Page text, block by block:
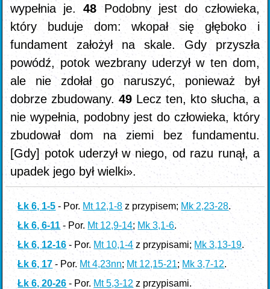
wypełnia je.48 Podobny jest do człowieka,
który buduje dom: wkopał się głęboko i
fundament założył na skale. Gdy przyszła
powódź, potok wezbrany uderzył w ten dom,
ale nie zdołał go naruszyć, ponieważ był
dobrze zbudowany.49 Lecz ten, kto słucha, a
nie wypełnia, podobny jest do człowieka, który
zbudował dom na ziemi bez fundamentu.
[Gdy] potok uderzył w niego, od razu runął, a
upadek jego był wielki».
Łk 6, 1-5 - Por. Mt 12,1-8 z przypisem; Mk 2,23-28.
Łk 6, 6-11 - Por. Mt 12,9-14; Mk 3,1-6.
Łk 6, 12-16 - Por. Mt 10,1-4 z przypisami; Mk 3,13-19.
Łk 6, 17 - Por. Mt 4,23nn; Mt 12,15-21; Mk 3,7-12.
Łk 6, 20-26 - Por. Mt 5,3-12 z przypisami.